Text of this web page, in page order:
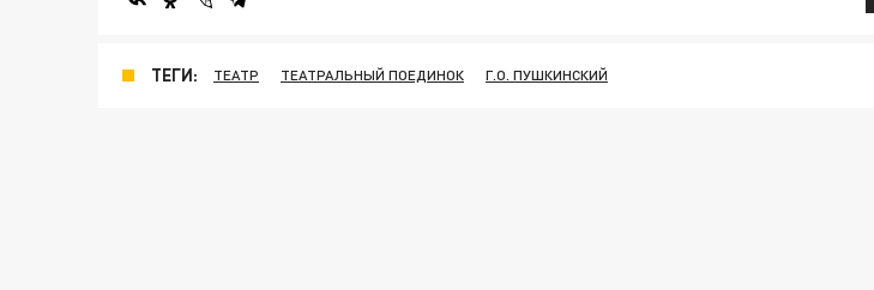
ТЕГИ: ТЕАТР ТЕАТРАЛЬНЫЙ ПОЕДИНОК Г.О. ПУШКИНСКИЙ